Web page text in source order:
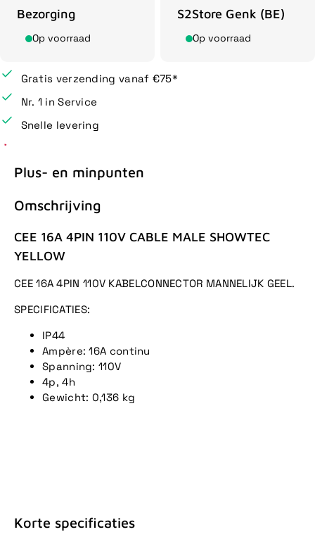
Bezorging
Op voorraad
S2Store Genk (BE)
Op voorraad
Gratis verzending vanaf €75*
Nr. 1 in Service
Snelle levering
Plus- en minpunten
Omschrijving
CEE 16A 4PIN 110V CABLE MALE SHOWTEC
YELLOW
CEE 16A 4PIN 110V KABELCONNECTOR MANNELIJK GEEL.
SPECIFICATIES:
IP44
Ampère: 16A continu
Spanning: 110V
4p, 4h
Gewicht: 0,136 kg
Korte specificaties